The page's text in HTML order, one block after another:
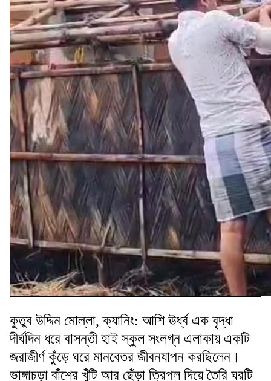
কুতুব উদ্দিন মোল্লা, ক্যানিং: আশি ঊর্ধ্ব এক বৃদ্ধা
দীর্ঘদিন ধরে বাসন্তী হাই স্কুল সংলগ্ন এলাকায় একটি
জরাজীর্ণ কুঁড়ে ঘরে মানবেতর জীবনযাপন করছিলেন।
ভাঙ্গাচড়া বাঁশের খুঁটি আর ছেঁড়া ত্রিপল দিয়ে তৈরি ঘরটি